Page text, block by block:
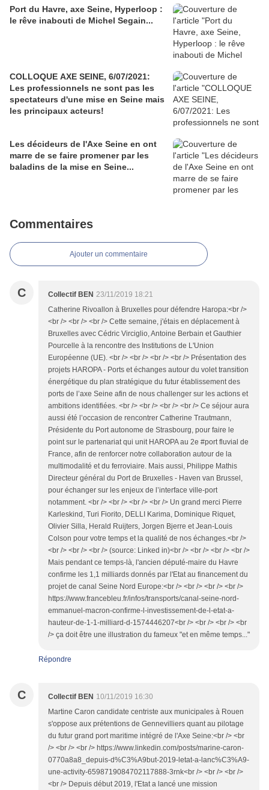
Port du Havre, axe Seine, Hyperloop :
le rêve inabouti de Michel Segain...
COLLOQUE AXE SEINE, 6/07/2021:
Les professionnels ne sont pas les
spectateurs d'une mise en Seine mais
les principaux acteurs!
Les décideurs de l'Axe Seine en ont
marre de se faire promener par les
baladins de la mise en Seine...
Commentaires
Ajouter un commentaire
C Collectif BEN 23/11/2019 18:21
Catherine Rivoallon à Bruxelles pour défendre Haropa:<br />
<br /> <br /> <br /> Cette semaine, j'étais en déplacement à
Bruxelles avec Cédric Virciglio, Antoine Berbain et Gauthier
Pourcelle à la rencontre des Institutions de L'Union
Européenne (UE). <br /> <br /> <br /> <br /> Présentation des
projets HAROPA - Ports et échanges autour du volet transition
énergétique du plan stratégique du futur établissement des
ports de l’axe Seine afin de nous challenger sur les actions et
ambitions identifiées. <br /> <br /> <br /> <br /> Ce séjour aura
aussi été l’occasion de rencontrer Catherine Trautmann,
Présidente du Port autonome de Strasbourg, pour faire le
point sur le partenariat qui unit HAROPA au 2e #port fluvial de
France, afin de renforcer notre collaboration autour de la
multimodalité et du ferroviaire. Mais aussi, Philippe Mathis
Directeur général du Port de Bruxelles - Haven van Brussel,
pour échanger sur les enjeux de l’interface ville-port
notamment. <br /> <br /> <br /> <br /> Un grand merci Pierre
Karleskind, Turi Fiorito, DELLI Karima, Dominique Riquet,
Olivier Silla, Herald Ruijters, Jorgen Bjerre et Jean-Louis
Colson pour votre temps et la qualité de nos échanges.<br />
<br /> <br /> <br /> (source: Linked in)<br /> <br /> <br /> <br />
Mais pendant ce temps-là, l'ancien député-maire du Havre
confirme les 1,1 milliards donnés par l'Etat au financement du
projet de canal Seine Nord Europe:<br /> <br /> <br /> <br />
https://www.francebleu.fr/infos/transports/canal-seine-nord-
emmanuel-macron-confirme-l-investissement-de-l-etat-a-
hauteur-de-1-1-milliard-d-1574446207<br /> <br /> <br /> <br
/> ça doit être une illustration du fameux "et en même temps..."
Répondre
C Collectif BEN 10/11/2019 16:30
Martine Caron candidate centriste aux municipales à Rouen
s'oppose aux prétentions de Gennevilliers quant au pilotage
du futur grand port maritime intégré de l'Axe Seine:<br /> <br
/> <br /> <br /> https://www.linkedin.com/posts/marine-caron-
0770a8a8_depuis-d%C3%A9but-2019-letat-a-lanc%C3%A9-
une-activity-6598719084702117888-3rnk<br /> <br /> <br />
<br /> Depuis début 2019, l'Etat a lancé une mission